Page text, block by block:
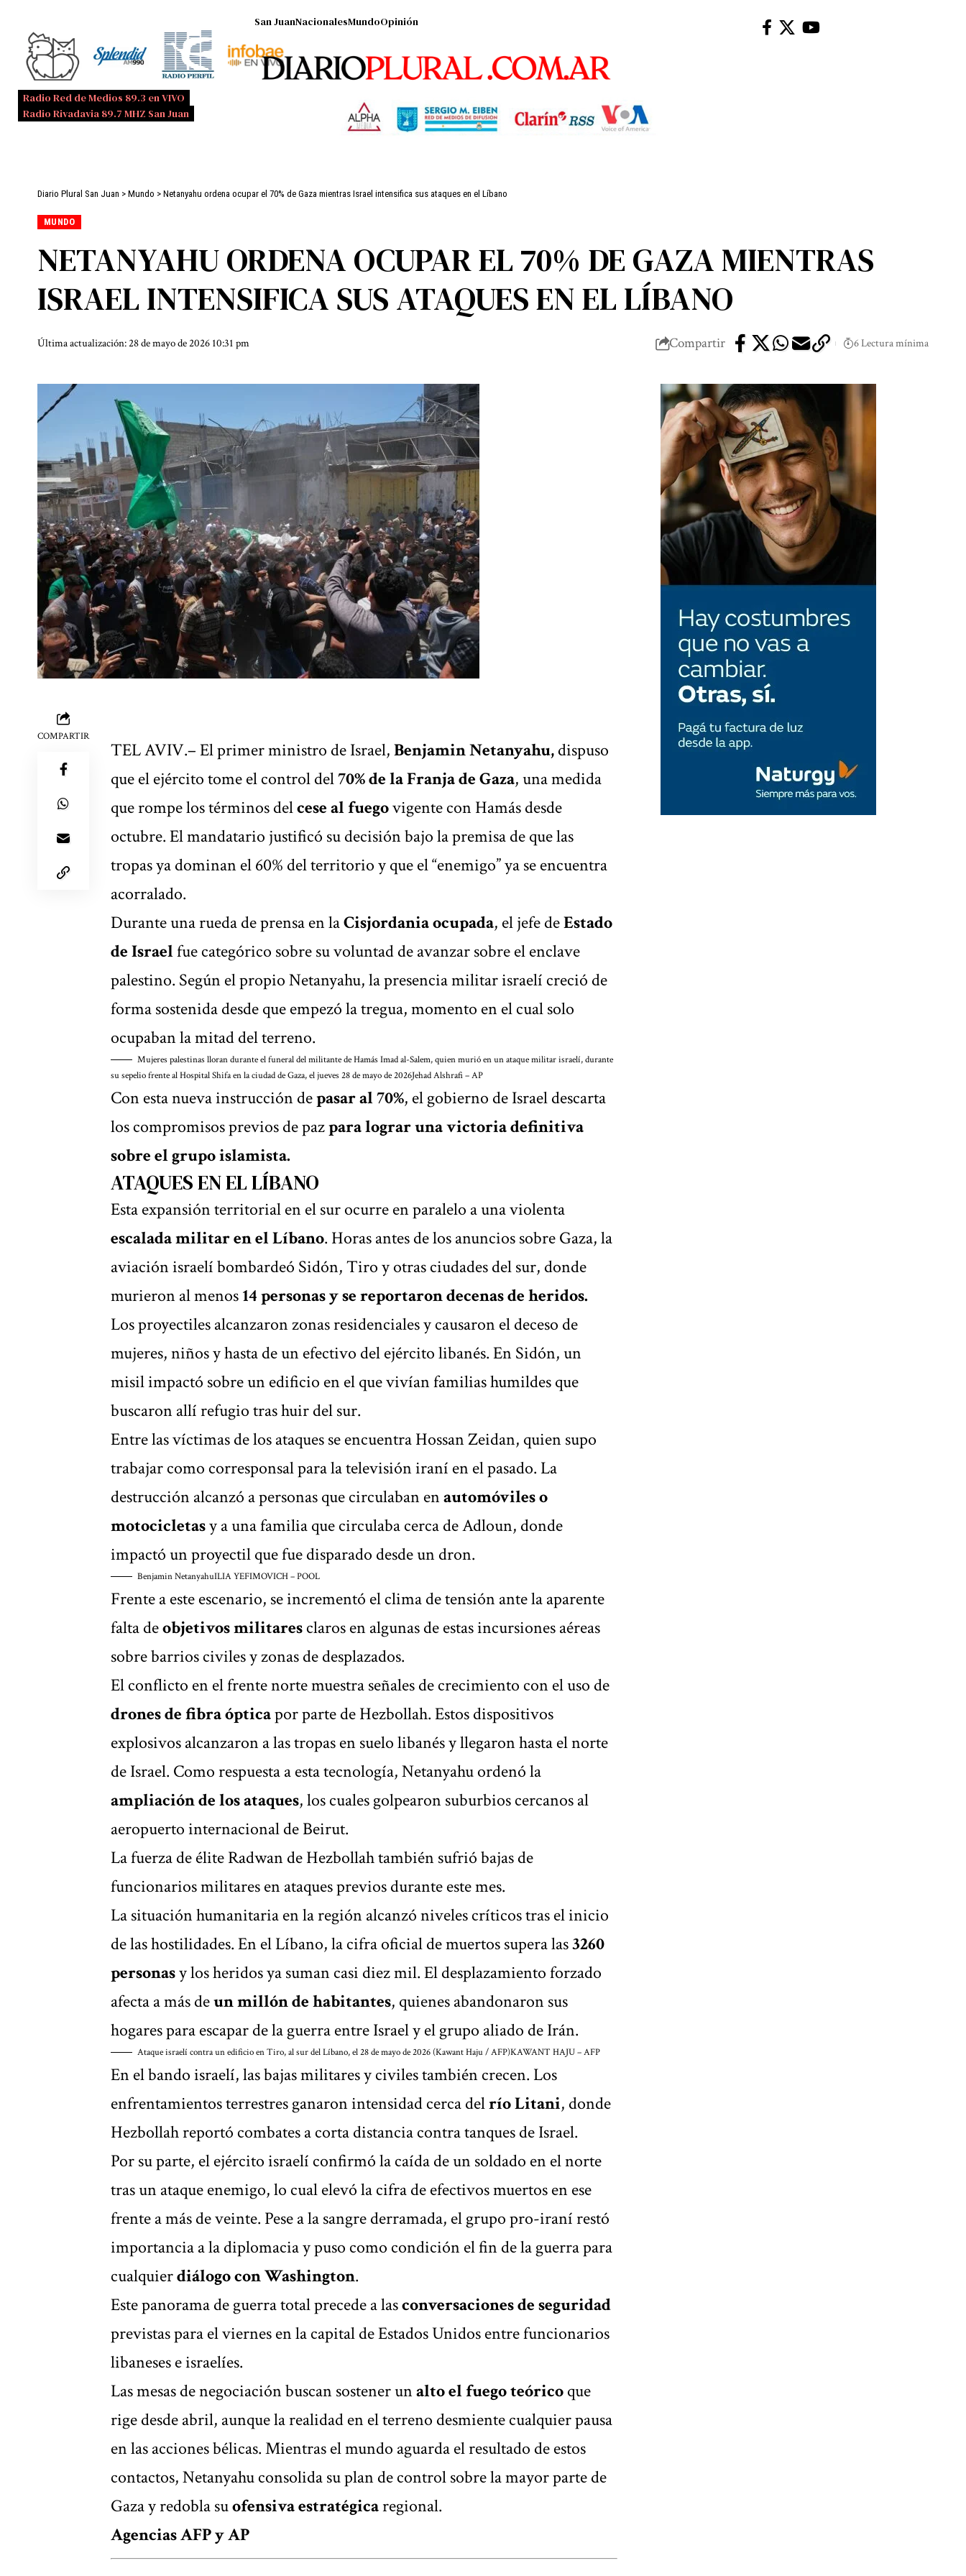
Radio Red de Medios 89.3 en VIVO
Radio Rivadavia 89.7 MHZ San Juan
San JuanNacionalesMundoOpinión
Diario Plural San Juan > Mundo > Netanyahu ordena ocupar el 70% de Gaza mientras Israel intensifica sus ataques en el Líbano
MUNDO
NETANYAHU ORDENA OCUPAR EL 70% DE GAZA MIENTRAS
ISRAEL INTENSIFICA SUS ATAQUES EN EL LÍBANO
Última actualización: 28 de mayo de 2026 10:31 pm Compartir 6 Lectura mínima
COMPARTIR
TEL AVIV.– El primer ministro deIsrael,Benjamin Netanyahu,dispuso
que el ejército tome el control del70% de la Franja de Gaza, una medida
que rompe los términos delcese al fuegovigente con Hamás desde
octubre. El mandatario justificó su decisión bajo la premisa de que las
tropas ya dominan el 60% del territorio y que el “enemigo” ya se encuentra
acorralado.
Durante una rueda de prensa en laCisjordania ocupada, el jefe deEstado
de Israelfue categórico sobre su voluntad de avanzar sobre el enclave
palestino. Según el propio Netanyahu, la presencia militar israelí creció de
forma sostenida desde que empezó la tregua, momento en el cual solo
ocupaban la mitad del terreno.
Mujeres palestinas lloran durante el funeral del militante de Hamás Imad al-Salem, quien murió en un ataque militar israelí, durante
su sepelio frente al Hospital Shifa en la ciudad de Gaza, el jueves 28 de mayo de 2026Jehad Alshrafi – AP
Con esta nueva instrucción depasar al 70%, el gobierno de Israel descarta
los compromisos previos de pazpara lograr una victoria definitiva
sobre el grupo islamista.
ATAQUES EN EL LÍBANO
Esta expansión territorial en el sur ocurre en paralelo a una violenta
escalada militar en el Líbano. Horas antes de los anuncios sobre Gaza, la
aviación israelí bombardeó Sidón, Tiro y otras ciudades del sur, donde
murieron al menos14 personas y se reportaron decenas de heridos.
Los proyectiles alcanzaron zonas residenciales y causaron el deceso de
mujeres, niños y hasta de un efectivo del ejército libanés. En Sidón, un
misil impactó sobre un edificio en el que vivían familias humildes que
buscaron allí refugio tras huir del sur.
Entre las víctimas de los ataques se encuentra Hossan Zeidan, quien supo
trabajar como corresponsal para la televisión iraní en el pasado. La
destrucción alcanzó a personas que circulaban enautomóviles o
motocicletasy a una familia que circulaba cerca de Adloun, donde
impactó un proyectil que fue disparado desde un dron.
Benjamin NetanyahuILIA YEFIMOVICH – POOL
Frente a este escenario, se incrementó el clima de tensión ante la aparente
falta deobjetivos militaresclaros en algunas de estas incursiones aéreas
sobre barrios civiles y zonas de desplazados.
El conflicto en el frente norte muestra señales de crecimiento con el uso de
drones de fibra ópticapor parte de Hezbollah. Estos dispositivos
explosivos alcanzaron a las tropas en suelo libanés y llegaron hasta el norte
de Israel. Como respuesta a esta tecnología, Netanyahu ordenó la
ampliación de los ataques, los cuales golpearon suburbios cercanos al
aeropuerto internacional de Beirut.
La fuerza de élite Radwan de Hezbollah también sufrió bajas de
funcionarios militares en ataques previos durante este mes.
La situación humanitaria en la región alcanzó niveles críticos tras el inicio
de las hostilidades. En el Líbano, la cifra oficial de muertos supera las3260
personasy los heridos ya suman casi diez mil. El desplazamiento forzado
afecta a más deun millón de habitantes, quienes abandonaron sus
hogares para escapar de la guerra entre Israel y el grupo aliado de Irán.
Ataque israelí contra un edificio en Tiro, al sur del Líbano, el 28 de mayo de 2026 (Kawant Haju / AFP)KAWANT HAJU – AFP
En el bando israelí, las bajas militares y civiles también crecen. Los
enfrentamientos terrestres ganaron intensidad cerca delrío Litani, donde
Hezbollah reportó combates a corta distancia contra tanques de Israel.
Por su parte, el ejército israelí confirmó la caída de un soldado en el norte
tras un ataque enemigo, lo cual elevó la cifra de efectivos muertos en ese
frente a más de veinte. Pese a la sangre derramada, el grupo pro-iraní restó
importancia a la diplomacia y puso como condición el fin de la guerra para
cualquierdiálogo con Washington.
Este panorama de guerra total precede a lasconversaciones de seguridad
previstas para el viernes en la capital de Estados Unidos entre funcionarios
libaneses e israelíes.
Las mesas de negociación buscan sostener unalto el fuego teóricoque
rige desde abril, aunque la realidad en el terreno desmiente cualquier pausa
en las acciones bélicas. Mientras el mundo aguarda el resultado de estos
contactos, Netanyahu consolida su plan de control sobre la mayor parte de
Gaza y redobla suofensiva estratégicaregional.
Agencias AFP y AP